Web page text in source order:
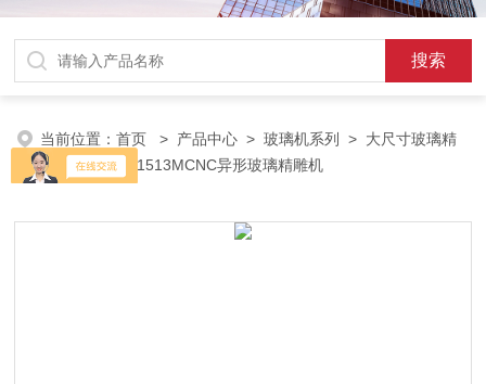
当前位置：首页 > 产品中心 >玻璃机系列 > 大尺寸玻璃精
雕机
> SDSK1513MCNC异形玻璃精雕机